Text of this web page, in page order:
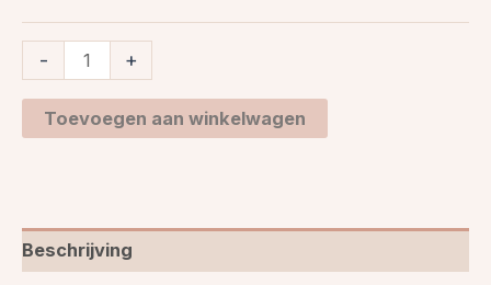
- +
Toevoegen aan winkelwagen
Beschrijving